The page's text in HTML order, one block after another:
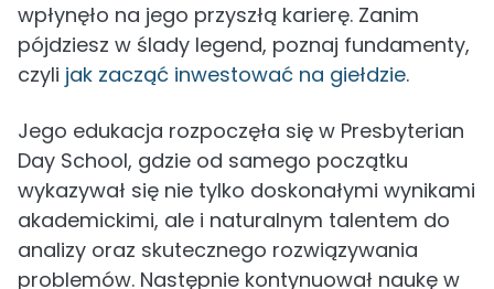
wpłynęło na jego przyszłą karierę. Zanim
pójdziesz w ślady legend, poznaj fundamenty,
czyli jak zacząć inwestować na giełdzie.
Jego edukacja rozpoczęła się w Presbyterian
Day School, gdzie od samego początku
wykazywał się nie tylko doskonałymi wynikami
akademickimi, ale i naturalnym talentem do
analizy oraz skutecznego rozwiązywania
problemów. Następnie kontynuował naukę w